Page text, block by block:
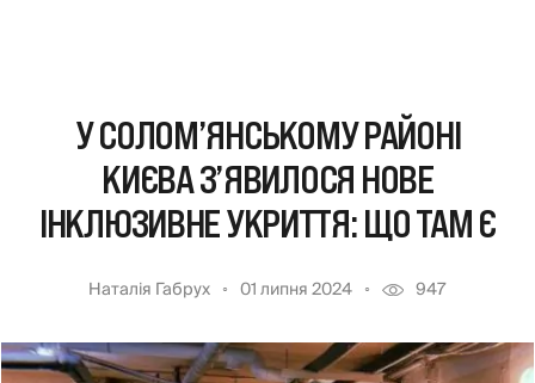
У СОЛОМ’ЯНСЬКОМУ РАЙОНІ
КИЄВА З’ЯВИЛОСЯ НОВЕ
ІНКЛЮЗИВНЕ УКРИТТЯ: ЩО ТАМ Є
Наталія Габрух 01 липня 2024 947